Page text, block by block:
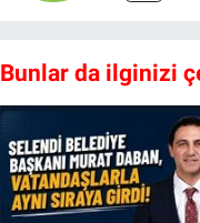
Bunlar da ilginizi